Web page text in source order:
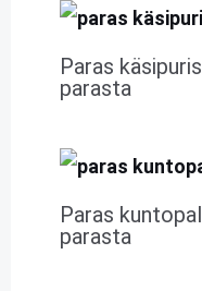
Paras
parasta
Paras
parasta